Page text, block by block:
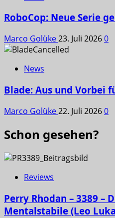
RoboCop: Neue Serie
Marco Golüke23. Juli 20260
News
Blade: Aus und Vorbei
Marco Golüke22. Juli 20260
Schon gesehen?
Reviews
Perry Rhodan – 3389 –
Mentalstabile (Leo